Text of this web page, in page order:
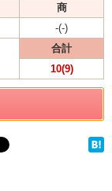
商
-(-)
合計
10(9)